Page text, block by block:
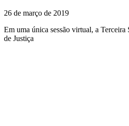
26 de março de 2019
Em uma única sessão virtual, a
de Justiça